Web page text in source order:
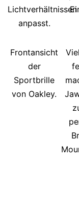
Lichtverhältnissen
anpasst.
Frontansicht
der
Sportbrille
von Oakley.